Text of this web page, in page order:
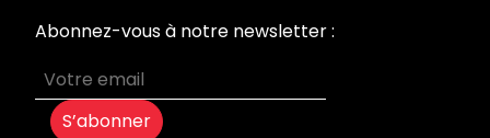
Abonnez-vous à notre newsletter :
S’abonner